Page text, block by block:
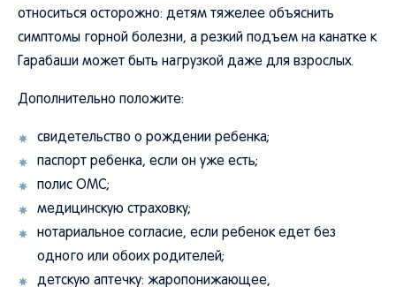
относиться осторожно: детям тяжелее объяснить
симптомы горной болезни, а резкий подъем на канатке к
Гарабаши может быть нагрузкой даже для взрослых.
Дополнительно положите:
свидетельство о рождении ребенка;
паспорт ребенка, если он уже есть;
полис ОМС;
медицинскую страховку;
нотариальное согласие, если ребенок едет без
одного или обоих родителей;
детскую аптечку: жаропонижающее,